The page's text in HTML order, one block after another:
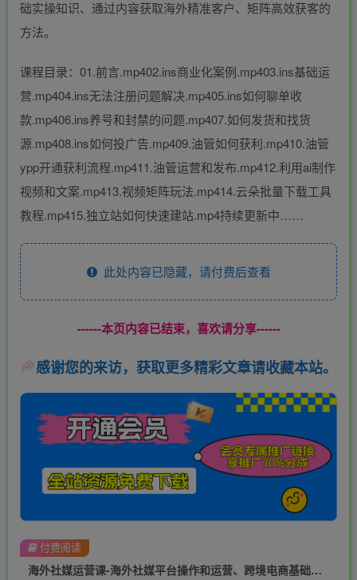
础实操知识、通过内容获取海外精准客户、矩阵高效获客的
方法。
课程目录：01.前言.mp402.ins商业化案例.mp403.ins基础运
营.mp404.ins无法注册问题解决.mp405.ins如何聊单收
款.mp406.ins养号和封禁的问题.mp407.如何发货和找货
源.mp408.ins如何投广告.mp409.油管如何获利.mp410.油管
ypp开通获利流程.mp411.油管运营和发布.mp412.利用ai制作
视频和文案.mp413.视频矩阵玩法.mp414.云朵批量下载工具
教程.mp415.独立站如何快速建站.mp4持续更新中……
此处内容已隐藏，请付费后查看
------本页内容已结束，喜欢请分享------
感谢您的来访，获取更多精彩文章请收藏本站。
海外社媒运营课-海外社媒平台操作和运营、跨境电商基础实操知识，理论+演练全流程
付费阅读